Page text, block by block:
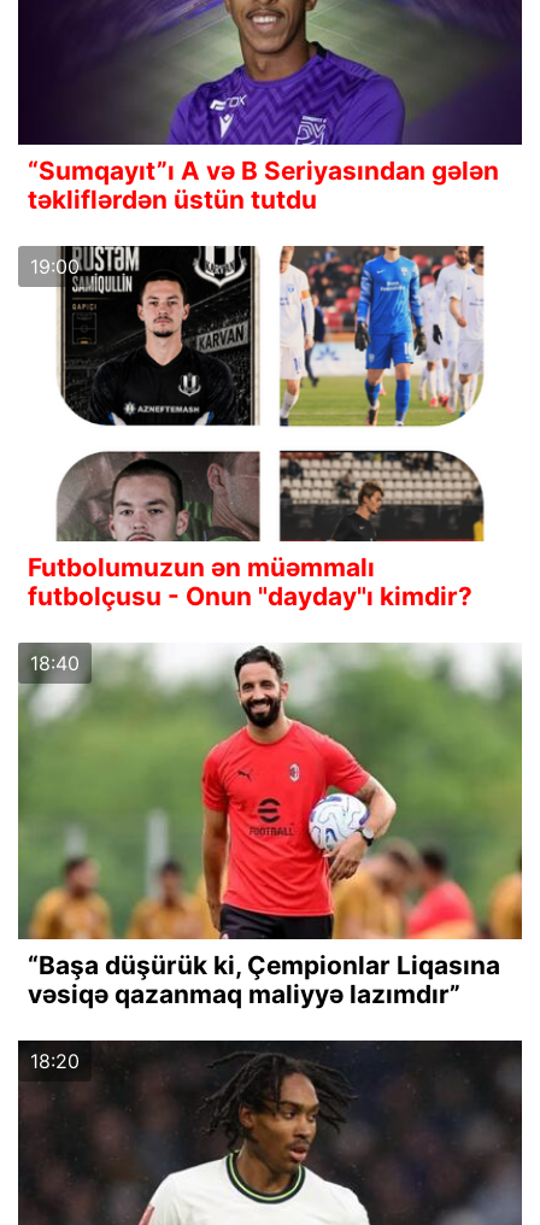
“Sumqayıt”ı A və B Seriyasından gələn
təkliflərdən üstün tutdu
19:00
Futbolumuzun ən müəmmalı
futbolçusu - Onun "dayday"ı kimdir?
18:40
“Başa düşürük ki, Çempionlar Liqasına
vəsiqə qazanmaq maliyyə lazımdır”
18:20